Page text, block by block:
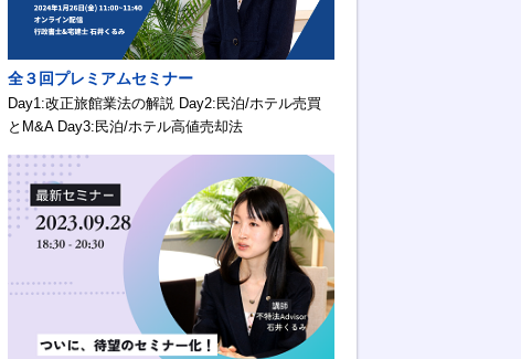
全３回プレミアムセミナー
Day1:改正旅館業法の解説 Day2:民泊/ホテル売買
とM&A Day3:民泊/ホテル高値売却法